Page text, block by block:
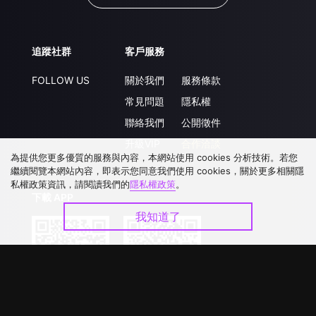
追蹤社群
FOLLOW US
客戶服務
關於我們
常見問題
聯絡我們
服務條款
隱私權
公開徵件
為提供您更多優質的服務與內容，本網站使用 cookies 分析技術。若您
繼續閱覽本網站內容，即表示您同意我們使用 cookies，關於更多相關隱
私權政策資訊，請閱讀我們的隱私權政策。
我知道了